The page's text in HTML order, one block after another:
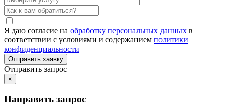
Я даю согласие на обработку персональных данных в
соответствии с условиями и содержанием политики
конфиденциальности
Отправить запрос
×
Направить запрос